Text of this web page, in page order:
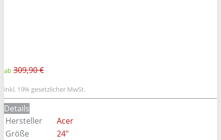
ab 309,90 €
inkl. 19% gesetzlicher MwSt.
Details
Hersteller
Acer
Größe
24"